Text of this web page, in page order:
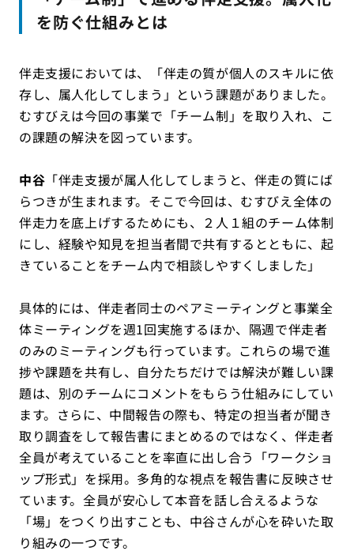
を防ぐ仕組みとは
伴走支援においては、「伴走の質が個人のスキルに依
存し、属人化してしまう」という課題がありました。
むすびえは今回の事業で「チーム制」を取り入れ、こ
の課題の解決を図っています。
中谷 「伴走支援が属人化してしまうと、伴走の質にば
らつきが生まれます。そこで今回は、むすびえ全体の
伴走力を底上げするためにも、２人１組のチーム体制
にし、経験や知見を担当者間で共有するとともに、起
きていることをチーム内で相談しやすくしました」
具体的には、伴走者同士のペアミーティングと事業全
体ミーティングを週1回実施するほか、隔週で伴走者
のみのミーティングも行っています。これらの場で進
捗や課題を共有し、自分たちだけでは解決が難しい課
題は、別のチームにコメントをもらう仕組みにしてい
ます。さらに、中間報告の際も、特定の担当者が聞き
取り調査をして報告書にまとめるのではなく、伴走者
全員が考えていることを率直に出し合う「ワークショ
ップ形式」を採用。多角的な視点を報告書に反映させ
ています。全員が安心して本音を話し合えるような
「場」をつくり出すことも、中谷さんが心を砕いた取
り組みの一つです。